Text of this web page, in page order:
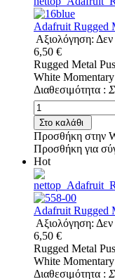
Adafruit Rugged
Αξιολόγηση:
6,50 €
Rugged Metal
White Momentary
Διαθεσιμότητα :
Στο καλάθι
Προσθήκη στην
Προσθήκη για
Hot
Adafruit Rugged
Αξιολόγηση:
6,50 €
Rugged Metal
White Momentary
Διαθεσιμότητα :